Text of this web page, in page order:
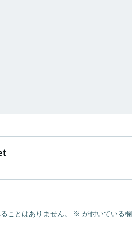
ことはありません。 ※ が付いている欄